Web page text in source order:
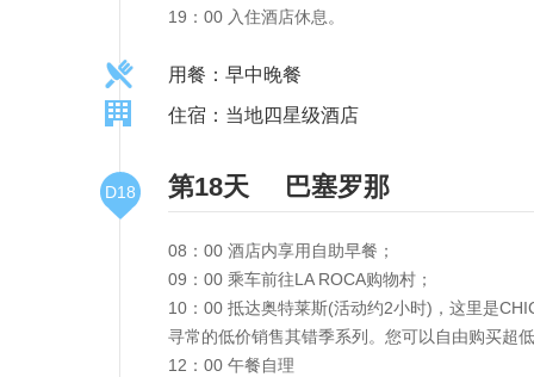
19：00 入住酒店休息。
用餐：早中晚餐
住宿：当地四星级酒店
D18 第18天 巴塞罗那
08：00 酒店内享用自助早餐；
09：00 乘车前往LA ROCA购物村；
10：00 抵达奥特莱斯(活动约2小时)，这里是
寻常的低价销售其错季系列。您可以自由购买超
12：00 午餐自理